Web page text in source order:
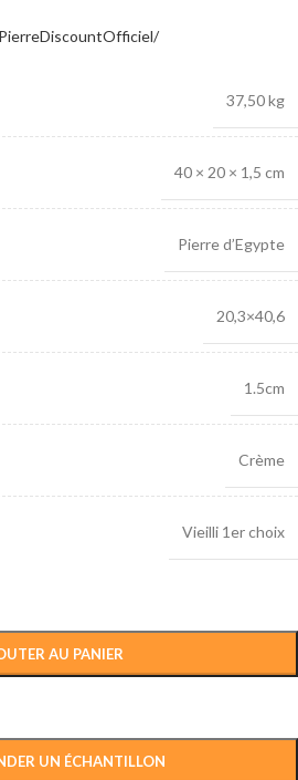
37,50 kg
40 × 20 × 1,5 cm
Pierre d’Egypte
20,3×40,6
1.5cm
Crème
Vieilli 1er choix
AU PANIER
UN ÉCHANTILLON